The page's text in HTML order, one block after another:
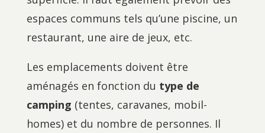
espaces communs tels qu’une piscine, un
restaurant, une aire de jeux, etc.
Les emplacements doivent être
aménagés en fonction du type de
camping (tentes, caravanes, mobil-
homes) et du nombre de personnes. Il